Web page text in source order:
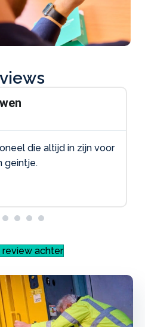
die altijd in zijn voor
geintje.
review achter